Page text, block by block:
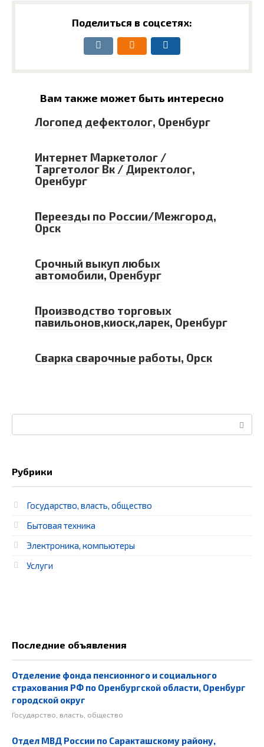
Поделиться в соцсетях:
Вам также может быть интересно
Логопед дефектолог, Оренбург
Интернет Маркетолог /
Таргетолог Вк / Директолог,
Оренбург
Переезды по России/Межгород,
Орск
Срочный выкуп любых
автомобили, Оренбург
Производство торговых
павильонов,киоск,ларек, Оренбург
Сварка сварочные работы, Орск
Рубрики
Государство, власть, общество
Бытовая техника
Электроника, компьютеры
Услуги
Последние объявления
Отделение фонда пенсионного и социального
страхования РФ по Оренбургской области, Оренбург
городской округ
Государство, власть, общество
Отдел МВД России по Саракташскому району,